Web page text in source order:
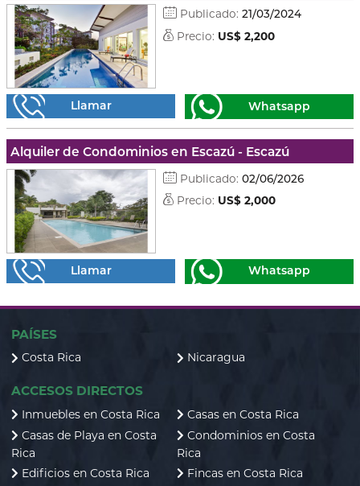
Publicado: 21/03/2024
Precio: US$ 2,200
Llamar Whatsapp
Alquiler de Condominios en Escazú - Escazú
Publicado: 02/06/2026
Precio: US$ 2,000
Llamar Whatsapp
PAÍSES
Costa Rica Nicaragua
ACCESOS DIRECTOS
Inmuebles en Costa Rica
Casas en Costa Rica
Casas de Playa en Costa
Rica
Condominios en Costa
Rica
Edificios en Costa Rica
Fincas en Costa Rica